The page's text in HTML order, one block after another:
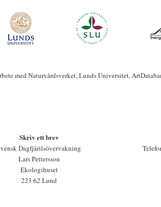
med Naturvårdsverket, Lunds Universitet,
Skriv ett brev
Dagfjärilsövervakning
Lars Pettersson
Ekologihuset
223 62 Lund